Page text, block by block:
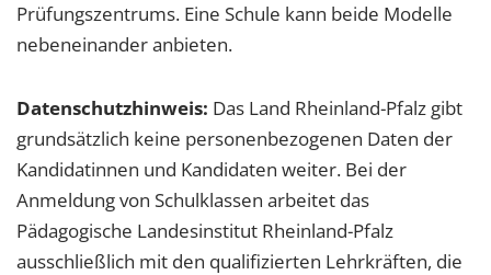
Prüfungszentrums. Eine Schule kann beide Modelle
nebeneinander anbieten.
Datenschutzhinweis: Das Land Rheinland-Pfalz gibt
grundsätzlich keine personenbezogenen Daten der
Kandidatinnen und Kandidaten weiter. Bei der
Anmeldung von Schulklassen arbeitet das
Pädagogische Landesinstitut Rheinland-Pfalz
ausschließlich mit den qualifizierten Lehrkräften, die